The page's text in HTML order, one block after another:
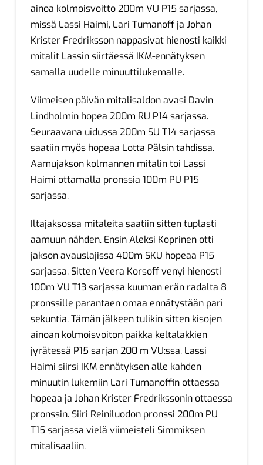
ainoa kolmoisvoitto 200m VU P15 sarjassa,
missä Lassi Haimi, Lari Tumanoff ja Johan
Krister Fredriksson nappasivat hienosti kaikki
mitalit Lassin siirtäessä IKM-ennätyksen
samalla uudelle minuuttilukemalle.
Viimeisen päivän mitalisaldon avasi Davin
Lindholmin hopea 200m RU P14 sarjassa.
Seuraavana uidussa 200m SU T14 sarjassa
saatiin myös hopeaa Lotta Pälsin tahdissa.
Aamujakson kolmannen mitalin toi Lassi
Haimi ottamalla pronssia 100m PU P15
sarjassa.
Iltajaksossa mitaleita saatiin sitten tuplasti
aamuun nähden. Ensin Aleksi Koprinen otti
jakson avauslajissa 400m SKU hopeaa P15
sarjassa. Sitten Veera Korsoff venyi hienosti
100m VU T13 sarjassa kuuman erän radalta 8
pronssille parantaen omaa ennätystään pari
sekuntia. Tämän jälkeen tulikin sitten kisojen
ainoan kolmoisvoiton paikka keltalakkien
jyrätessä P15 sarjan 200 m VU:ssa. Lassi
Haimi siirsi IKM ennätyksen alle kahden
minuutin lukemiin Lari Tumanoffin ottaessa
hopeaa ja Johan Krister Fredrikssonin ottaessa
pronssin. Siiri Reiniluodon pronssi 200m PU
T15 sarjassa vielä viimeisteli Simmiksen
mitalisaaliin.